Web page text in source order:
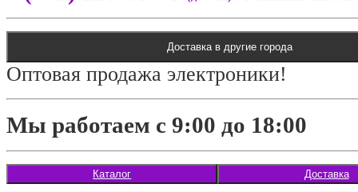
Доставка в другие города
Оптовая продажа электроники!
Мы работаем с 9:00 до 18:00
Каталог Доставка